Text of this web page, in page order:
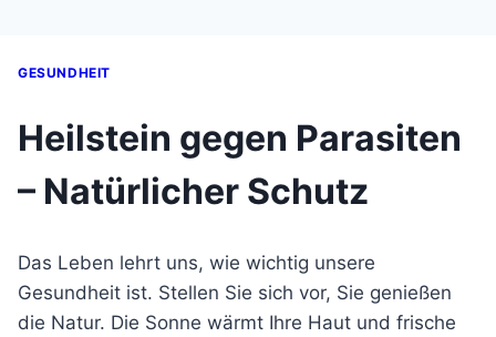
GESUNDHEIT
Heilstein gegen Parasiten
– Natürlicher Schutz
Das Leben lehrt uns, wie wichtig unsere
Gesundheit ist. Stellen Sie sich vor, Sie genießen
die Natur. Die Sonne wärmt Ihre Haut und frische